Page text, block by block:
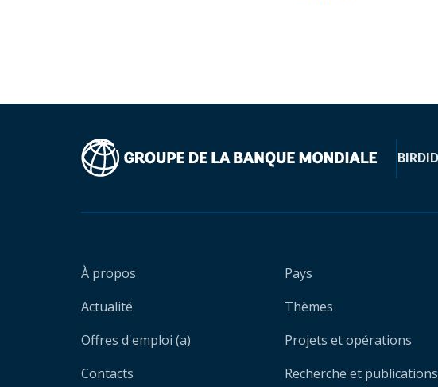
BIRD
À propos
Actualité
Offres d'emploi (a)
Contacts
Pays
Thèmes
Projets et opérations
Recherche et